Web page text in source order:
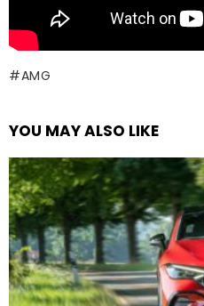
AMG
YOU MAY ALSO LIKE